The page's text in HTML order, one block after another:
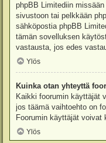
phpBB Limitediin
sivustoon tai pelkkään
sähköpostia phpBB
tämän sovelluksen
vastausta, jos edes
Ylös
Kuinka otan yhteyttä
Kaikki foorumin käyttäjät
jos täämä vaihtoehto on
Foorumin käyttäjät voivat
Ylös